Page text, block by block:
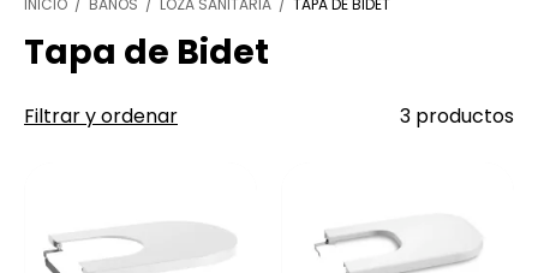
INICIO / BAÑOS / LOZA SANITARIA / TAPA DE BIDET
Tapa de Bidet
Filtrar y ordenar 3 productos